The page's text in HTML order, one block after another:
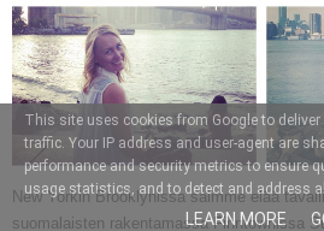
New Yorkin Brooklynissa saimme elää
suomalaisten rakentamassa Finntownissa
This site uses cookies from Google to
traffic. Your IP address and user-agent are
performance and security metrics to ensure
usage statistics, and to detect and address
LEARN MORE